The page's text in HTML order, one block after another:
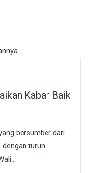
Kabar Baik
bersumber dari
dengan turun